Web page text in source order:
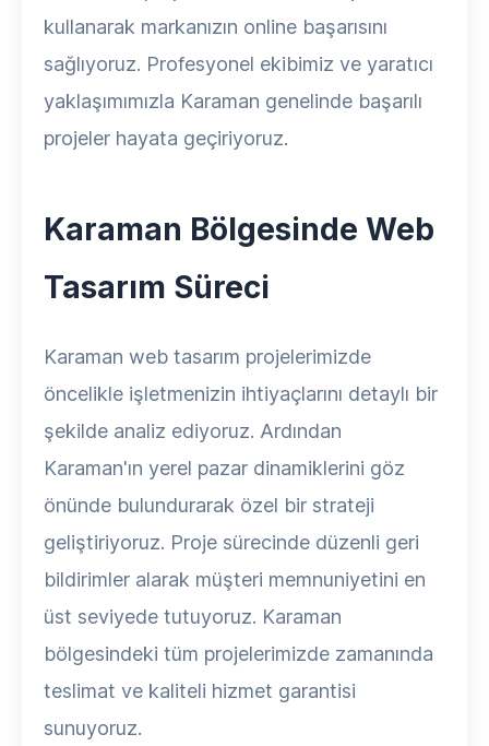
kullanarak markanızın online başarısını
sağlıyoruz. Profesyonel ekibimiz ve yaratıcı
yaklaşımımızla Karaman genelinde başarılı
projeler hayata geçiriyoruz.
Karaman Bölgesinde Web
Tasarım Süreci
Karaman web tasarım projelerimizde
öncelikle işletmenizin ihtiyaçlarını detaylı bir
şekilde analiz ediyoruz. Ardından
Karaman'ın yerel pazar dinamiklerini göz
önünde bulundurarak özel bir strateji
geliştiriyoruz. Proje sürecinde düzenli geri
bildirimler alarak müşteri memnuniyetini en
üst seviyede tutuyoruz. Karaman
bölgesindeki tüm projelerimizde zamanında
teslimat ve kaliteli hizmet garantisi
sunuyoruz.